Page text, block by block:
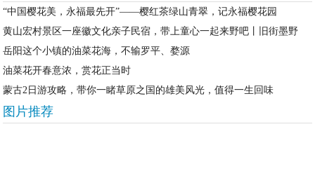
“中国樱花美，永福最先开”——樱红茶绿山青翠，记永福樱花园
黄山宏村景区一座徽文化亲子民宿，带上童心一起来野吧丨旧街墨野
岳阳这个小镇的油菜花海，不输罗平、婺源
油菜花开春意浓，赏花正当时
蒙古2日游攻略，带你一睹草原之国的雄美风光，值得一生回味
图片推荐